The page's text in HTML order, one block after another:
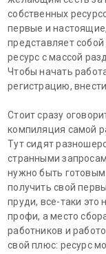
собственных
первые и
представляет
ресурс с массой
Чтобы начать
регистрацию,
Стоит сразу
компиляция самой
Тут сидят
странными
нужно быть
получить свой
пруди, все-таки это
профи, а место
работников и
свой плюс: ресурс